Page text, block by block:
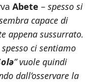
Abete – spesso si
capace di
appena sussurrato.
ci sentiamo
” vuole quindi
dall’osservare la